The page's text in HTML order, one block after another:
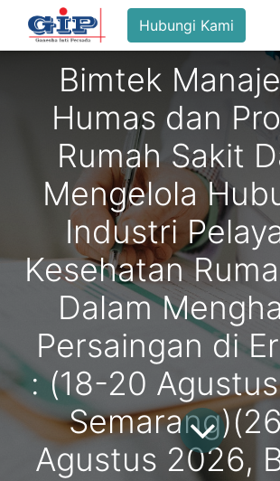
Hubungi Kami
Bimtek
Humas dan
Rumah Sakit
Mengelola
Industri
Kesehatan
Dalam
Persaingan di
: (18-20
Agustus 2026,